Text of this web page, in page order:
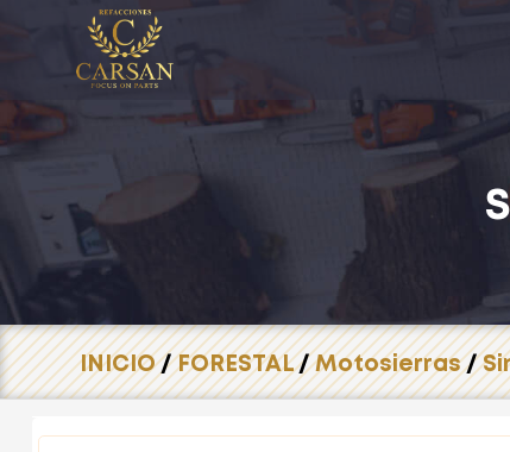
INICIO/FORESTAL/Motosierras/